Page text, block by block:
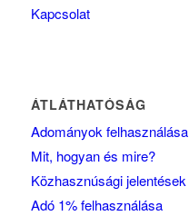
Kapcsolat
ÁTLÁTHATÓSÁG
Adományok felhasználása
Mit, hogyan és mire?
Közhasznúsági jelentések
Adó 1% felhasználása